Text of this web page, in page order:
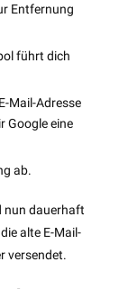
Entfernung
führt dich
Mail-Adresse
Google eine
ab.
nun dauerhaft
alte E-Mail-
versendet.